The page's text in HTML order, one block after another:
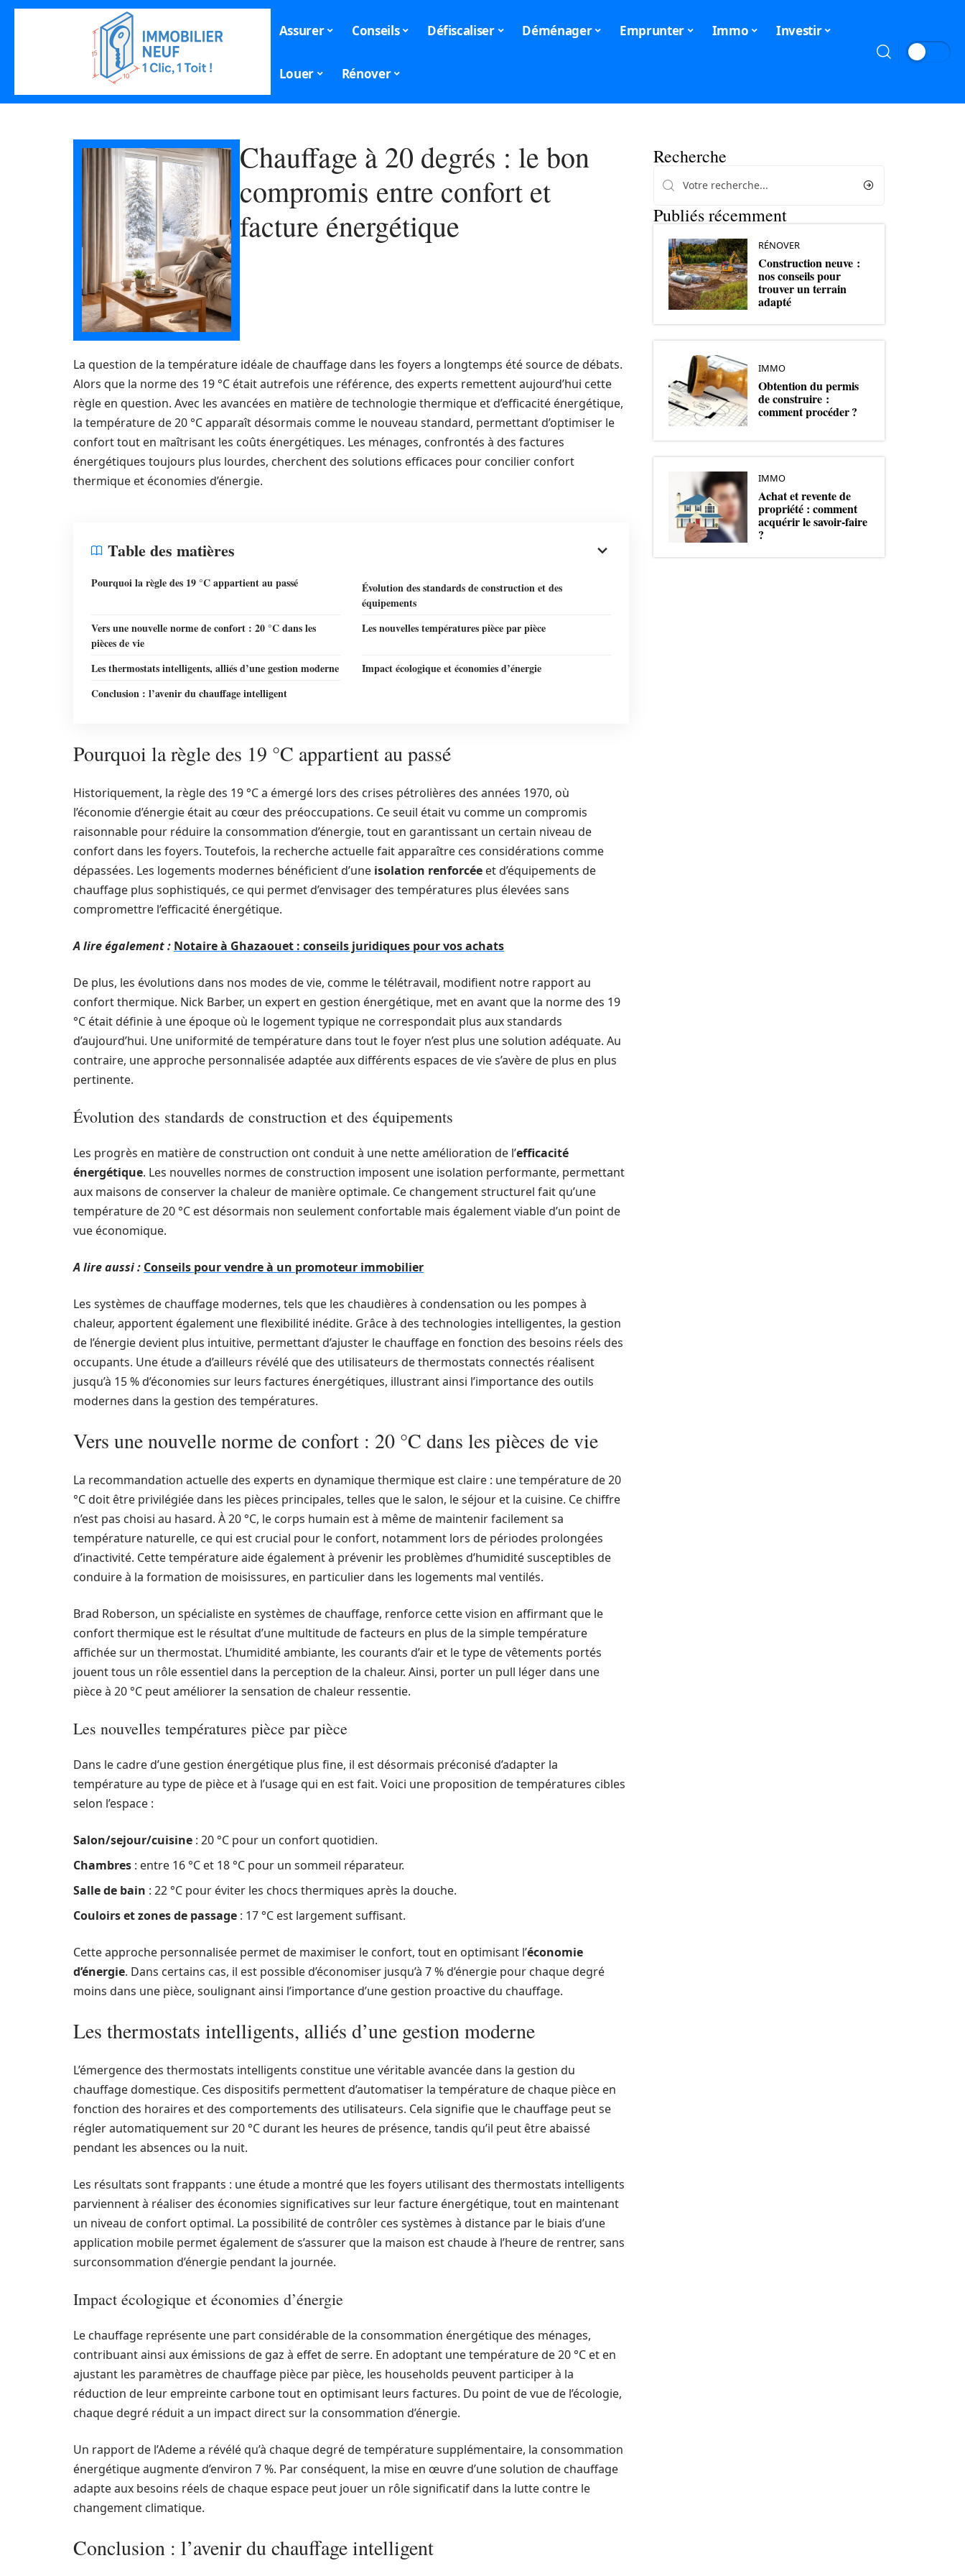
Assurer Conseils Défiscaliser Déménager Emprunter Immo Investir
Louer Rénover
Chauffage à 20 degrés : le bon
compromis entre confort et
facture énergétique
La question de la température idéale de chauffage dans les foyers a longtemps été source de débats.
Alors que la norme des 19 °C était autrefois une référence, des experts remettent aujourd’hui cette
règle en question. Avec les avancées en matière de technologie thermique et d’efficacité énergétique,
la température de 20 °C apparaît désormais comme le nouveau standard, permettant d’optimiser le
confort tout en maîtrisant les coûts énergétiques. Les ménages, confrontés à des factures
énergétiques toujours plus lourdes, cherchent des solutions efficaces pour concilier confort
thermique et économies d’énergie.
Table des matières
Pourquoi la règle des 19 °C appartient au passé
Évolution des standards de construction et des
équipements
Vers une nouvelle norme de confort : 20 °C dans les
pièces de vie
Les nouvelles températures pièce par pièce
Les thermostats intelligents, alliés d’une gestion moderne
Impact écologique et économies d’énergie
Conclusion : l’avenir du chauffage intelligent
Pourquoi la règle des 19 °C appartient au passé
Historiquement, la règle des 19 °C a émergé lors des crises pétrolières des années 1970, où
l’économie d’énergie était au cœur des préoccupations. Ce seuil était vu comme un compromis
raisonnable pour réduire la consommation d’énergie, tout en garantissant un certain niveau de
confort dans les foyers. Toutefois, la recherche actuelle fait apparaître ces considérations comme
dépassées. Les logements modernes bénéficient d’une isolation renforcée et d’équipements de
chauffage plus sophistiqués, ce qui permet d’envisager des températures plus élevées sans
compromettre l’efficacité énergétique.
A lire également : Notaire à Ghazaouet : conseils juridiques pour vos achats
De plus, les évolutions dans nos modes de vie, comme le télétravail, modifient notre rapport au
confort thermique. Nick Barber, un expert en gestion énergétique, met en avant que la norme des 19
°C était définie à une époque où le logement typique ne correspondait plus aux standards
d’aujourd’hui. Une uniformité de température dans tout le foyer n’est plus une solution adéquate. Au
contraire, une approche personnalisée adaptée aux différents espaces de vie s’avère de plus en plus
pertinente.
Évolution des standards de construction et des équipements
Les progrès en matière de construction ont conduit à une nette amélioration de l’efficacité
énergétique. Les nouvelles normes de construction imposent une isolation performante, permettant
aux maisons de conserver la chaleur de manière optimale. Ce changement structurel fait qu’une
température de 20 °C est désormais non seulement confortable mais également viable d’un point de
vue économique.
A lire aussi : Conseils pour vendre à un promoteur immobilier
Les systèmes de chauffage modernes, tels que les chaudières à condensation ou les pompes à
chaleur, apportent également une flexibilité inédite. Grâce à des technologies intelligentes, la gestion
de l’énergie devient plus intuitive, permettant d’ajuster le chauffage en fonction des besoins réels des
occupants. Une étude a d’ailleurs révélé que des utilisateurs de thermostats connectés réalisent
jusqu’à 15 % d’économies sur leurs factures énergétiques, illustrant ainsi l’importance des outils
modernes dans la gestion des températures.
Vers une nouvelle norme de confort : 20 °C dans les pièces de vie
La recommandation actuelle des experts en dynamique thermique est claire : une température de 20
°C doit être privilégiée dans les pièces principales, telles que le salon, le séjour et la cuisine. Ce chiffre
n’est pas choisi au hasard. À 20 °C, le corps humain est à même de maintenir facilement sa
température naturelle, ce qui est crucial pour le confort, notamment lors de périodes prolongées
d’inactivité. Cette température aide également à prévenir les problèmes d’humidité susceptibles de
conduire à la formation de moisissures, en particulier dans les logements mal ventilés.
Brad Roberson, un spécialiste en systèmes de chauffage, renforce cette vision en affirmant que le
confort thermique est le résultat d’une multitude de facteurs en plus de la simple température
affichée sur un thermostat. L’humidité ambiante, les courants d’air et le type de vêtements portés
jouent tous un rôle essentiel dans la perception de la chaleur. Ainsi, porter un pull léger dans une
pièce à 20 °C peut améliorer la sensation de chaleur ressentie.
Les nouvelles températures pièce par pièce
Dans le cadre d’une gestion énergétique plus fine, il est désormais préconisé d’adapter la
température au type de pièce et à l’usage qui en est fait. Voici une proposition de températures cibles
selon l’espace :
Salon/sejour/cuisine : 20 °C pour un confort quotidien.
Chambres : entre 16 °C et 18 °C pour un sommeil réparateur.
Salle de bain : 22 °C pour éviter les chocs thermiques après la douche.
Couloirs et zones de passage : 17 °C est largement suffisant.
Cette approche personnalisée permet de maximiser le confort, tout en optimisant l’économie
d’énergie. Dans certains cas, il est possible d’économiser jusqu’à 7 % d’énergie pour chaque degré
moins dans une pièce, soulignant ainsi l’importance d’une gestion proactive du chauffage.
Les thermostats intelligents, alliés d’une gestion moderne
L’émergence des thermostats intelligents constitue une véritable avancée dans la gestion du
chauffage domestique. Ces dispositifs permettent d’automatiser la température de chaque pièce en
fonction des horaires et des comportements des utilisateurs. Cela signifie que le chauffage peut se
régler automatiquement sur 20 °C durant les heures de présence, tandis qu’il peut être abaissé
pendant les absences ou la nuit.
Les résultats sont frappants : une étude a montré que les foyers utilisant des thermostats intelligents
parviennent à réaliser des économies significatives sur leur facture énergétique, tout en maintenant
un niveau de confort optimal. La possibilité de contrôler ces systèmes à distance par le biais d’une
application mobile permet également de s’assurer que la maison est chaude à l’heure de rentrer, sans
surconsommation d’énergie pendant la journée.
Impact écologique et économies d’énergie
Le chauffage représente une part considérable de la consommation énergétique des ménages,
contribuant ainsi aux émissions de gaz à effet de serre. En adoptant une température de 20 °C et en
ajustant les paramètres de chauffage pièce par pièce, les households peuvent participer à la
réduction de leur empreinte carbone tout en optimisant leurs factures. Du point de vue de l’écologie,
chaque degré réduit a un impact direct sur la consommation d’énergie.
Un rapport de l’Ademe a révélé qu’à chaque degré de température supplémentaire, la consommation
énergétique augmente d’environ 7 %. Par conséquent, la mise en œuvre d’une solution de chauffage
adapte aux besoins réels de chaque espace peut jouer un rôle significatif dans la lutte contre le
changement climatique.
Conclusion : l’avenir du chauffage intelligent
Recherche
Publiés récemment
RÉNOVER
Construction neuve :
nos conseils pour
trouver un terrain
adapté
IMMO
Obtention du permis
de construire :
comment procéder ?
IMMO
Achat et revente de
propriété : comment
acquérir le savoir-faire
?